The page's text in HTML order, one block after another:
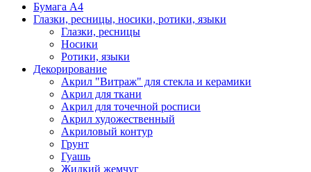
Бумага А4
Глазки, ресницы, носики, ротики, языки
Глазки, ресницы
Носики
Ротики, языки
Декорирование
Акрил "Витраж" для стекла и керамики
Акрил для ткани
Акрил для точечной росписи
Акрил художественный
Акриловый контур
Грунт
Гуашь
Жидкий жемчуг